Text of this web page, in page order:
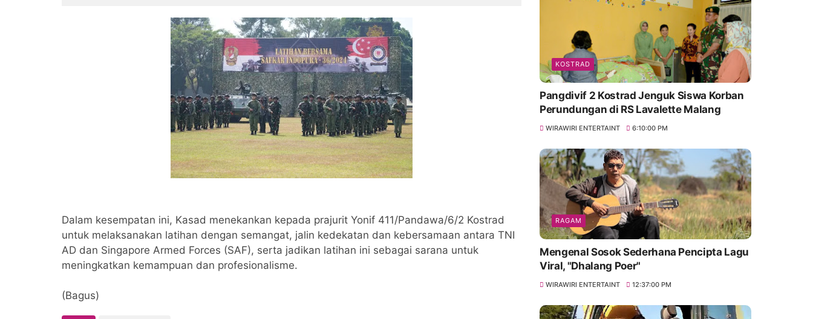
Dalam kesempatan ini, Kasad menekankan kepada prajurit Yonif 411/Pandawa/6/2 Kostrad
untuk melaksanakan latihan dengan semangat, jalin kedekatan dan kebersamaan antara TNI
AD dan Singapore Armed Forces (SAF), serta jadikan latihan ini sebagai sarana untuk
meningkatkan kemampuan dan profesionalisme.
(Bagus)
KOSTRAD
Pangdivif 2 Kostrad Jenguk Siswa Korban
Perundungan di RS Lavalette Malang
WIRAWIRI ENTERTAINT 6:10:00 PM
RAGAM
Mengenal Sosok Sederhana Pencipta Lagu
Viral, "Dhalang Poer"
WIRAWIRI ENTERTAINT 12:37:00 PM